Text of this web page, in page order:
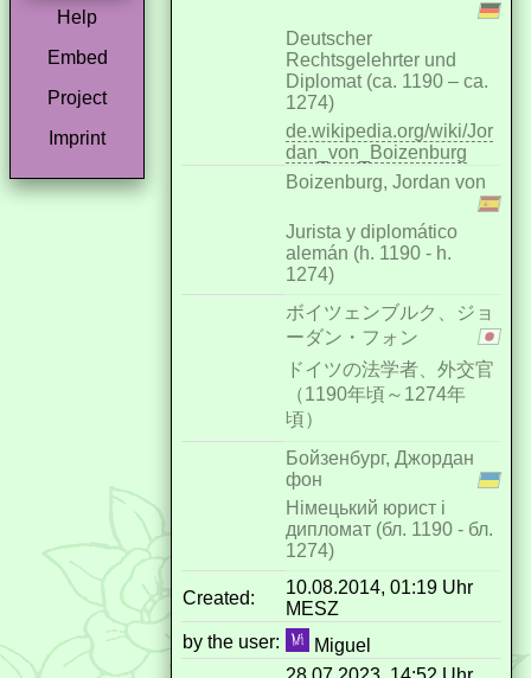
Help
Embed
Project
Imprint
Deutscher
Rechtsgelehrter und
Diplomat (ca. 1190 – ca.
1274)
de.wikipedia.org/wiki/Jor
dan_von_Boizenburg
Boizenburg, Jordan von
Jurista y diplomático
alemán (h. 1190 - h.
1274)
ボイツェンブルク、ジョ
ーダン・フォン
ドイツの法学者、外交官
（1190年頃～1274年
頃）
Бойзенбург, Джордан
фон
Німецький юрист і
дипломат (бл. 1190 - бл.
1274)
Created:
10.08.2014, 01:19 Uhr
MESZ
by the user:
Miguel